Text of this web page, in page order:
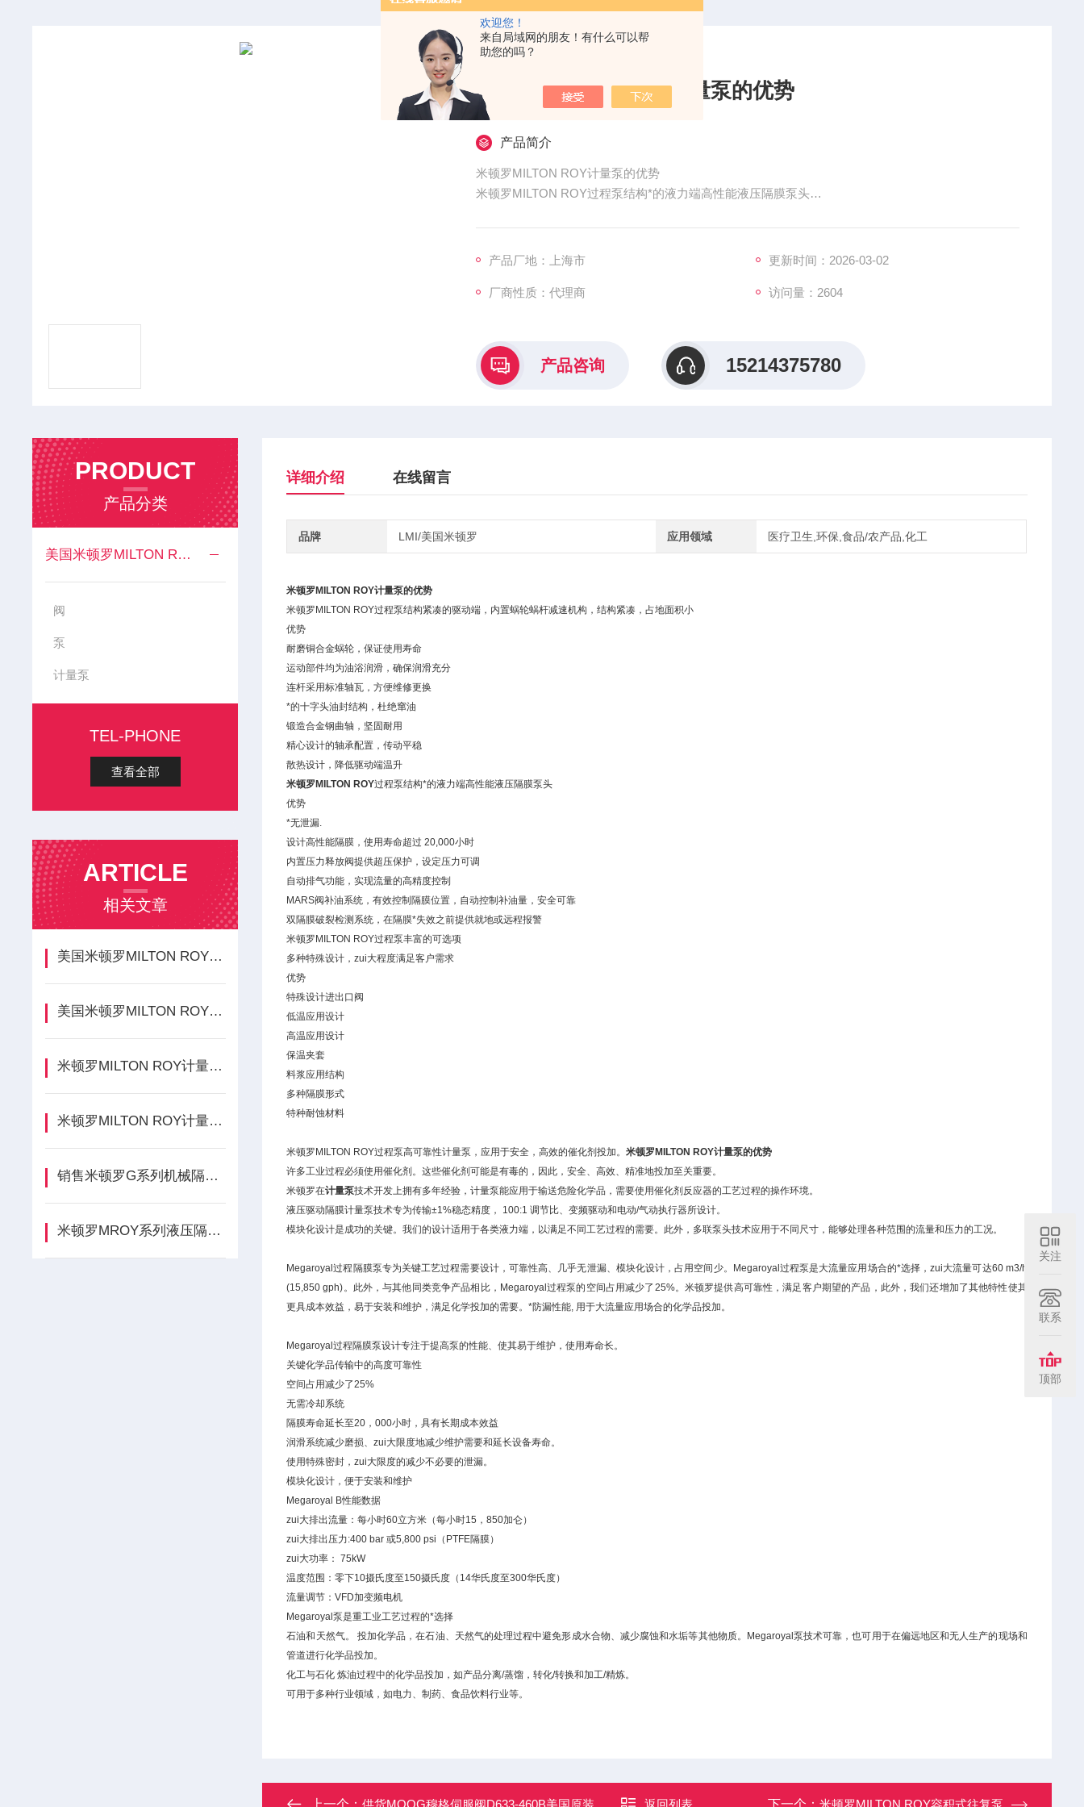
欢迎您！
来自局域网的朋友！有什么可以帮
助您的吗？
米顿罗MILTON ROY计量泵的优势
产品简介
米顿罗MILTON ROY计量泵的优势
米顿罗MILTON ROY过程泵结构*的液力端高性能液压隔膜泵头
设计高性能隔膜，使用寿命超过 20,000小时
自动排气功能，实现流量的高精度控制
产品厂地：上海市 更新时间：2026-03-02
厂商性质：代理商 访问量：2604
产品咨询 15214375780
PRODUCT
产品分类
美国米顿罗MILTON ROY
阀
泵
计量泵
TEL-PHONE
查看全部
ARTICLE
相关文章
美国米顿罗MILTON ROY计量泵G系列产品特点简介
美国米顿罗MILTON ROY计量泵
米顿罗MILTON ROY计量泵性能参数
米顿罗MILTON ROY计量泵的优势
销售米顿罗G系列机械隔膜计量泵
米顿罗MROY系列液压隔膜计量泵
详细介绍 在线留言
品牌 LMI/美国米顿罗 应用领域 医疗卫生,环保,食品/农产品,化工
米顿罗MILTON ROY计量泵的优势
米顿罗MILTON ROY过程泵结构紧凑的驱动端，内置蜗轮蜗杆减速机构，结构紧凑，占地面积小
优势
耐磨铜合金蜗轮，保证使用寿命
运动部件均为油浴润滑，确保润滑充分
连杆采用标准轴瓦，方便维修更换
*的十字头油封结构，杜绝窜油
锻造合金钢曲轴，坚固耐用
精心设计的轴承配置，传动平稳
散热设计，降低驱动端温升
米顿罗MILTON ROY过程泵结构*的液力端高性能液压隔膜泵头
优势
*无泄漏.
设计高性能隔膜，使用寿命超过 20,000小时
内置压力释放阀提供超压保护，设定压力可调
自动排气功能，实现流量的高精度控制
MARS阀补油系统，有效控制隔膜位置，自动控制补油量，安全可靠
双隔膜破裂检测系统，在隔膜*失效之前提供就地或远程报警
米顿罗MILTON ROY过程泵丰富的可选项
多种特殊设计，zui大程度满足客户需求
优势
特殊设计进出口阀
低温应用设计
高温应用设计
保温夹套
料浆应用结构
多种隔膜形式
特种耐蚀材料
米顿罗MILTON ROY过程泵高可靠性计量泵，应用于安全，高效的催化剂投加。米顿罗MILTON ROY计量泵的优势
许多工业过程必须使用催化剂。这些催化剂可能是有毒的，因此，安全、高效、精准地投加至关重要。
米顿罗在计量泵技术开发上拥有多年经验，计量泵能应用于输送危险化学品，需要使用催化剂反应器的工艺过程的操作环境。
液压驱动隔膜计量泵技术专为传输±1%稳态精度， 100:1 调节比、变频驱动和电动/气动执行器所设计。
模块化设计是成功的关键。我们的设计适用于各类液力端，以满足不同工艺过程的需要。此外，多联泵头技术应用于不同尺寸，能够处理各种范围的流量和压力的工况。
Megaroyal过程隔膜泵专为关键工艺过程需要设计，可靠性高、几乎无泄漏、模块化设计，占用空间少。Megaroyal过程泵是大流量应用场合的*选择，zui大流量可达60 m3/h
(15,850 gph)。此外，与其他同类竞争产品相比，Megaroyal过程泵的空间占用减少了25%。米顿罗提供高可靠性，满足客户期望的产品，此外，我们还增加了其他特性使其
更具成本效益，易于安装和维护，满足化学投加的需要。*防漏性能, 用于大流量应用场合的化学品投加。
Megaroyal过程隔膜泵设计专注于提高泵的性能、使其易于维护，使用寿命长。
关键化学品传输中的高度可靠性
空间占用减少了25%
无需冷却系统
隔膜寿命延长至20，000小时，具有长期成本效益
润滑系统减少磨损、zui大限度地减少维护需要和延长设备寿命。
使用特殊密封，zui大限度的减少不必要的泄漏。
模块化设计，便于安装和维护
Megaroyal B性能数据
zui大排出流量：每小时60立方米（每小时15，850加仑）
zui大排出压力:400 bar 或5,800 psi（PTFE隔膜）
zui大功率： 75kW
温度范围：零下10摄氏度至150摄氏度（14华氏度至300华氏度）
流量调节：VFD加变频电机
Megaroyal泵是重工业工艺过程的*选择
石油和天然气。 投加化学品，在石油、天然气的处理过程中避免形成水合物、减少腐蚀和水垢等其他物质。Megaroyal泵技术可靠，也可用于在偏远地区和无人生产的现场和
管道进行化学品投加。
化工与石化 炼油过程中的化学品投加，如产品分离/蒸馏，转化/转换和加工/精炼。
可用于多种行业领域，如电力、制药、食品饮料行业等。
上一个：供货MOOG穆格伺服阀D633-460B美国原装 返回列表 下一个： 米顿罗MILTON ROY容积式往复泵
关注
联系
顶部